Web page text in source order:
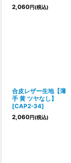
2,060円(税込)
合皮レザー生地【薄
手 黄 ツヤなし】
[CAP2-34]
2,060円(税込)